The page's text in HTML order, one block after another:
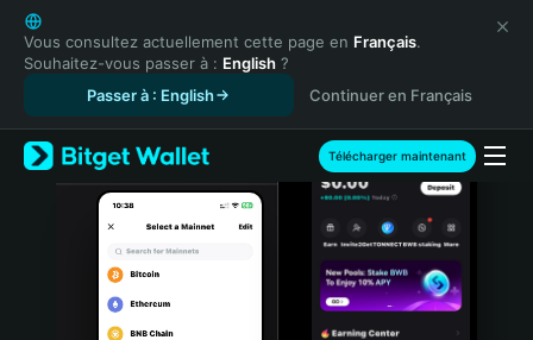
English
日本語
Tiếng Việt
Español (Latinoamérica)
Türkçe
Italiano
Português (Portugal)
Vous consultez actuellement cette page en Français.
Souhaitez-vous passer à : English ?
Passer à : English
Continuer en Français
Télécharger maintenant